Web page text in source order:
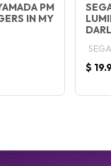
PM
IN MY
SEGA
$